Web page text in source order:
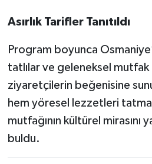
Asırlık Tarifler Tanıtıldı
Program boyunca
tatlılar ve geleneksel
ziyaretçilerin beğenisine
hem yöresel lezzetleri
mutfağının kültürel mirasını
buldu.